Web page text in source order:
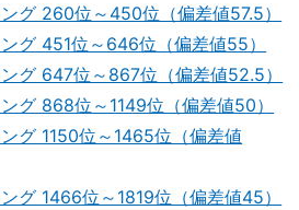
グ 260位～450位（偏差値57.5）
グ 451位～646位（偏差値55）
グ 647位～867位（偏差値52.5）
グ 868位～1149位（偏差値50）
グ 1150位～1465位（偏差値
グ 1466位～1819位（偏差値45）